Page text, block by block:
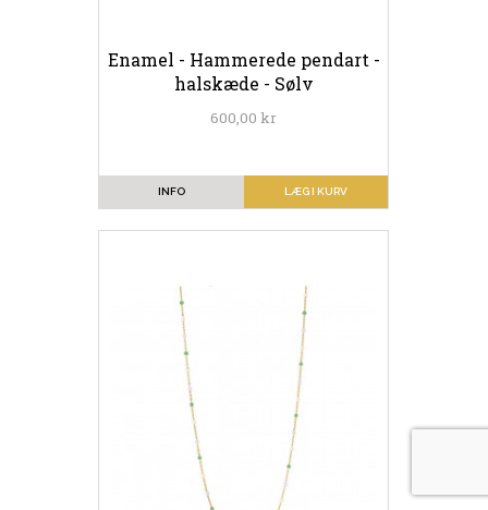
Enamel - Hammerede pendart -
halskæde - Sølv
600,00 kr
LÆG I KURV
INFO